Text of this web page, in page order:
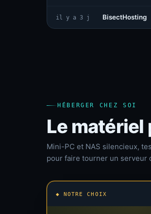
il y a 3 j BisectHosting
HÉBERGER CHEZ SOI
Le
Mini-PC et NAS silencieux,
pour faire tourner un serveur
◆ NOTRE CHOIX